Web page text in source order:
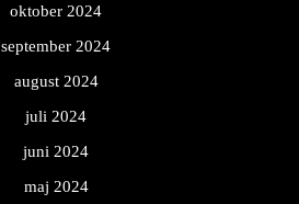
oktober 2024
september 2024
august 2024
juli 2024
juni 2024
maj 2024